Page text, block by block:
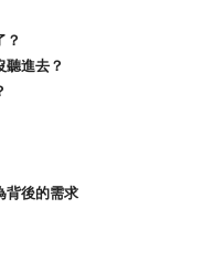
？
聽進去？
背後的需求